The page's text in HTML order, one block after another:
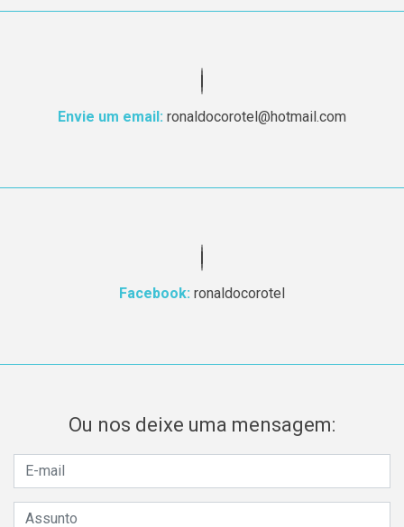
Envie um email: ronaldocorotel@hotmail.com
Facebook: ronaldocorotel
Ou nos deixe uma mensagem: